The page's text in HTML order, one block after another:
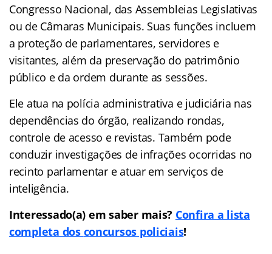
Congresso Nacional, das Assembleias Legislativas
ou de Câmaras Municipais. Suas funções incluem
a proteção de parlamentares, servidores e
visitantes, além da preservação do patrimônio
público e da ordem durante as sessões.
Ele atua na polícia administrativa e judiciária nas
dependências do órgão, realizando rondas,
controle de acesso e revistas. Também pode
conduzir investigações de infrações ocorridas no
recinto parlamentar e atuar em serviços de
inteligência.
Interessado(a) em saber mais? Confira a lista
completa dos concursos policiais!